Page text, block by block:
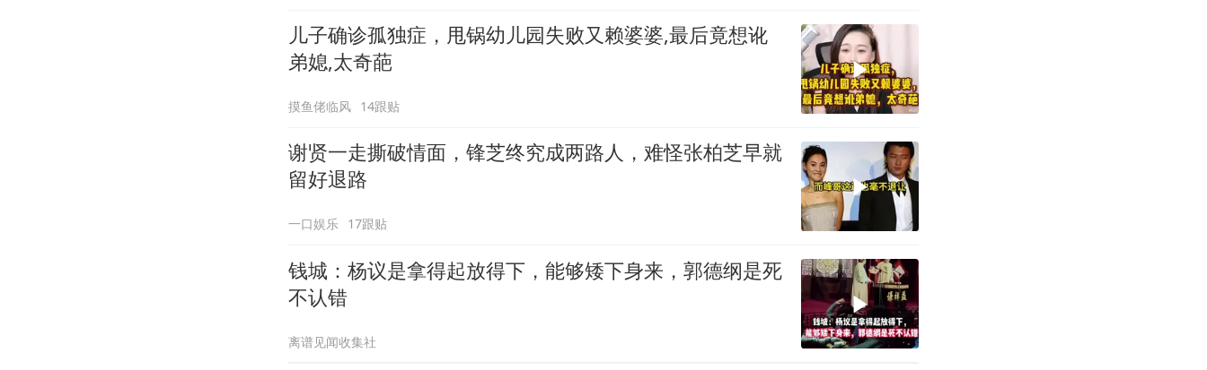
儿子确诊孤独症，甩锅幼儿园失败又赖婆婆,最后竟想讹
弟媳,太奇葩
摸鱼佬临风 14跟贴
谢贤一走撕破情面，锋芝终究成两路人，难怪张柏芝早就
留好退路
一口娱乐 17跟贴
钱城：杨议是拿得起放得下，能够矮下身来，郭德纲是死
不认错
离谱见闻收集社